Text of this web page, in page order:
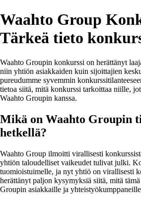
Waahto Group
Tärkeä tieto
Waahto Groupin konkurssi on herättänyt
niin yhtiön asiakkaiden kuin sijoittajien
pureudumme syvemmin
tietoa siitä, mitä konkurssi tarkoittaa niille,
Waahto Groupin kanssa.
Mikä on Waahto Groupin
hetkellä?
Waahto Group ilmoitti virallisesti
yhtiön taloudelliset vaikeudet tulivat julki.
tuomioistuimelle, ja nyt yhtiö on virallisesti
herättänyt paljon kysymyksiä siitä, mitä
Groupin asiakkaille ja